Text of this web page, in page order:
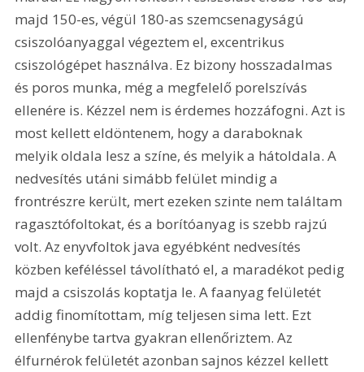
majd 150-es, végül 180-as szemcsenagyságú
csiszolóanyaggal végeztem el, excentrikus
csiszológépet használva. Ez bizony hosszadalmas
és poros munka, még a megfelelő porelszívás
ellenére is. Kézzel nem is érdemes hozzáfogni. Azt is
most kellett eldöntenem, hogy a daraboknak
melyik oldala lesz a színe, és melyik a hátoldala. A
nedvesítés utáni simább felület mindig a
frontrészre került, mert ezeken szinte nem találtam
ragasztófoltokat, és a borítóanyag is szebb rajzú
volt. Az enyvfoltok java egyébként nedvesítés
közben keféléssel távolítható el, a maradékot pedig
majd a csiszolás koptatja le. A faanyag felületét
addig finomítottam, míg teljesen sima lett. Ezt
ellenfénybe tartva gyakran ellenőriztem. Az
élfurnérok felületét azonban sajnos kézzel kellett